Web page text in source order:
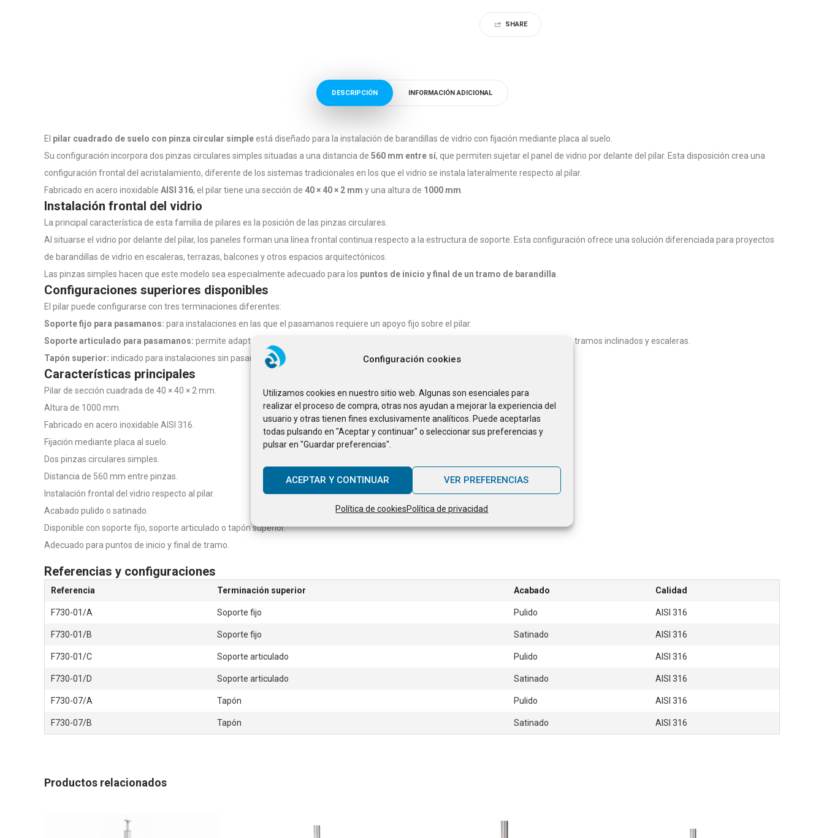
Configuración cookies
Utilizamos cookies en nuestro sitio web. Algunas son esenciales para
realizar el proceso de compra, otras nos ayudan a mejorar la experiencia del
usuario y otras tienen fines exclusivamente analíticos. Puede aceptarlas
todas pulsando en "Aceptar y continuar" o seleccionar sus preferencias y
pulsar en "Guardar preferencias".
ACEPTAR Y CONTINUAR VER PREFERENCIAS
Política de cookiesPolítica de privacidad
SHARE
DESCRIPCIÓN INFORMACIÓN ADICIONAL
El pilar cuadrado de suelo con pinza circular simpleestá diseñado para la instalación de barandillas de vidrio con fijación mediante placa al suelo.
Su configuración incorpora dos pinzas circulares simples situadas a una distancia de 560 mm entre sí, que permiten sujetar el panel de vidrio por delante del pilar. Esta disposición crea una
configuración frontal del acristalamiento, diferente de los sistemas tradicionales en los que el vidrio se instala lateralmente respecto al pilar.
Fabricado en acero inoxidable AISI 316, el pilar tiene una sección de 40 × 40 × 2 mm y una altura de 1000 mm
Instalación frontal del vidrio
La principal característica de esta familia de pilares es la posición de las pinzas circulares.
Al situarse el vidrio por delante del pilar, los paneles forman una línea frontal continua respecto a la estructura de soporte. Esta configuración ofrece una solución diferenciada para proyectos
de barandillas de vidrio en escaleras, terrazas, balcones y otros espacios arquitectónicos.
Las pinzas simples hacen que este modelo sea especialmente adecuado para los puntos de inicio y final de un tramo de barandilla
Configuraciones superiores disponibles
El pilar puede configurarse con tres terminaciones diferentes:
Soporte fijo para pasamanos: para instalaciones en las que el pasamanos requiere un apoyo fijo sobre el pilar.
Soporte articulado para pasamanos: permite adaptar la inclinación del soporte a la configuración del pasamanos, especialmente útil en tramos inclinados y escaleras.
Tapón superior: indicado para instalaciones sin pasamanos, proporcionando un acabado limpio en la parte superior del pilar.
Características principales
Pilar de sección cuadrada de 40 × 40 × 2 mm.
Altura de 1000 mm.
Fabricado en acero inoxidable AISI 316.
Fijación mediante placa al suelo.
Dos pinzas circulares simples.
Distancia de 560 mm entre pinzas.
Instalación frontal del vidrio respecto al pilar.
Acabado pulido o satinado.
Disponible con soporte fijo, soporte articulado o tapón superior.
Adecuado para puntos de inicio y final de tramo.
Referencias y configuraciones
Referencia Terminación superior Acabado Calidad
F730-01/A Soporte fijo Pulido AISI 316
F730-01/B Soporte fijo Satinado AISI 316
F730-01/C Soporte articulado Pulido AISI 316
F730-01/D Soporte articulado Satinado AISI 316
F730-07/A Tapón Pulido AISI 316
F730-07/B Tapón Satinado AISI 316
Productos relacionados